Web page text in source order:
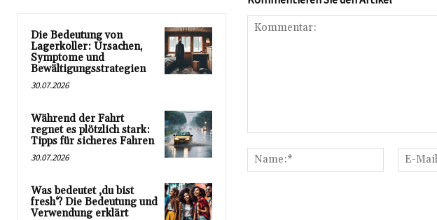
Die Bedeutung von
Lagerkoller: Ursachen,
Symptome und
Bewältigungsstrategien
30.07.2026
Während der Fahrt
regnet es plötzlich stark:
Tipps für sicheres Fahren
30.07.2026
Was bedeutet ‚du bist
fresh‘? Die Bedeutung und
Verwendung erklärt
Name:*